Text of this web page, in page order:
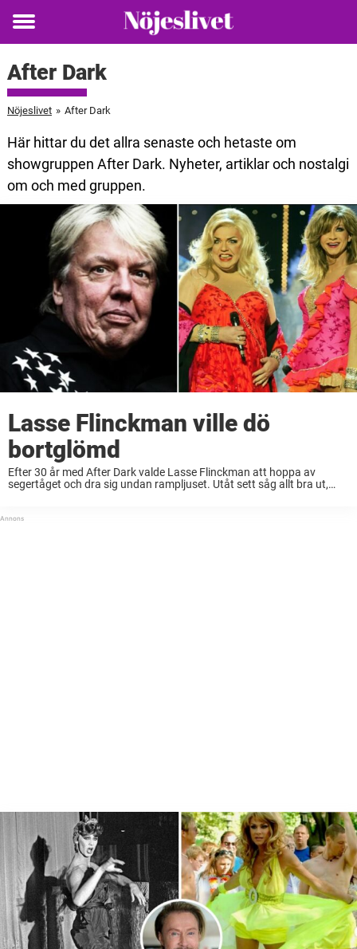
Toggle
After Dark
Nöjeslivet » After Dark
Här hittar du det allra senaste och hetaste om
showgruppen After Dark. Nyheter, artiklar och nostalgi
om och med gruppen.
Lasse Flinckman ville dö
bortglömd
Efter 30 år med After Dark valde Lasse Flinckman att hoppa av
segertåget och dra sig undan rampljuset. Utåt sett såg allt bra ut,